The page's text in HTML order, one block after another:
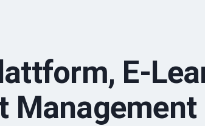
E-
Management